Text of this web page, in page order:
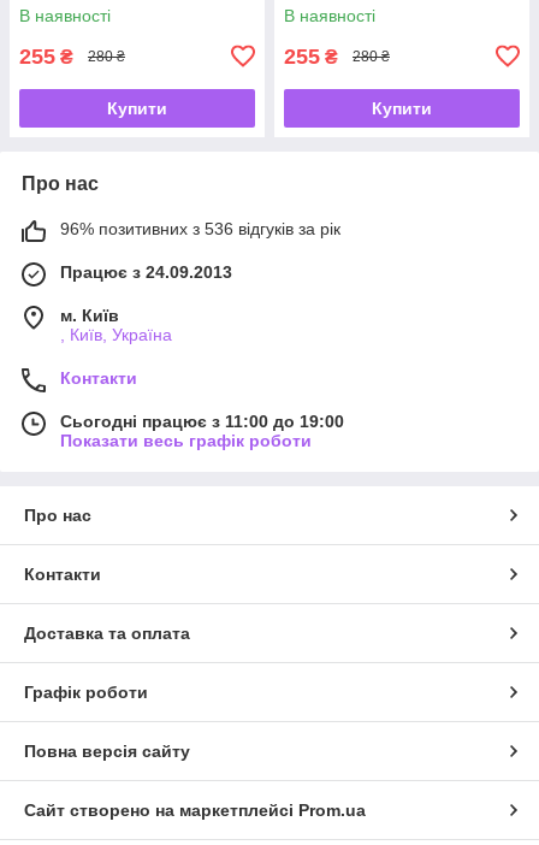
В наявності
255 ₴ 280 ₴
Купити
В наявності
255 ₴ 280 ₴
Купити
Про нас
96% позитивних з 536 відгуків за рік
Працює з 24.09.2013
м. Київ
, Київ, Україна
Контакти
Сьогодні працює з 11:00 до 19:00
Показати весь графік роботи
Про нас
Контакти
Доставка та оплата
Графік роботи
Повна версія сайту
Сайт створено на маркетплейсі Prom.ua